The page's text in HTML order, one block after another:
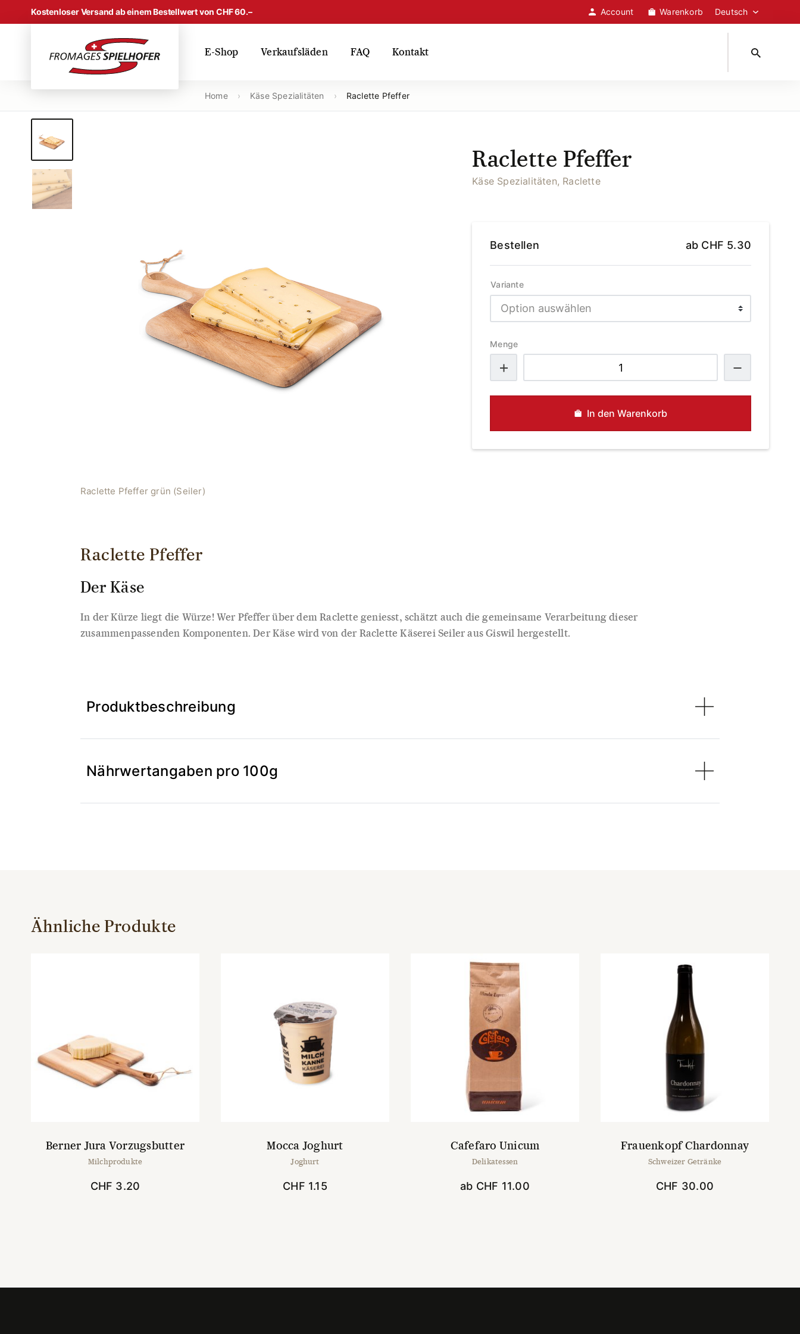
Skip to content
Kostenloser Versand ab einem Bestellwert von CHF 60.– Account Warenkorb
E-Shop Verkaufsläden FAQ Kontakt
Home › Käse Spezialitäten › Raclette Pfeffer
Raclette Pfeffer grün (Seiler)
Raclette Pfeffer
Käse Spezialitäten, Raclette
Bestellen ab CHF 5.30
Variante
Menge
Pfeffer
Menge
In den Warenkorb
Raclette Pfeffer
Der Käse
In der Kürze liegt die Würze! Wer Pfeffer über dem Raclette geniesst, schätzt auch die gemeinsame Verarbeitung dieser
zusammenpassenden Komponenten. Der Käse wird von der Raclette Käserei Seiler aus Giswil hergestellt.
Produktbeschreibung
Nährwertangaben pro 100g
Ähnliche Produkte
Berner Jura Vorzugsbutter
Milchprodukte
CHF 3.20
Mocca Joghurt
Joghurt
CHF 1.15
Cafefaro Unicum
Delikatessen
ab CHF 11.00
mehrere
Frauenkopf Chardonnay
Schweizer Getränke
CHF 30.00